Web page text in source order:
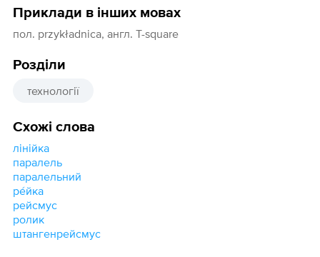
Приклади в інших мовах
пол. przykładnica, англ. T-square
Розділи
технології
Схожі слова
лінійка
паралель
паралельний
ре́йка
рейсмус
ролик
штангенрейсмус